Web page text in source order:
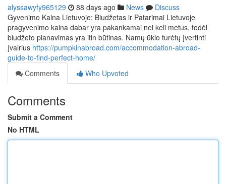
alyssawyfy965129 88 days ago News
Discuss
Gyvenimo Kaina Lietuvoje: Biudžetas ir Patarimai Lietuvoje
pragyvenimo kaina dabar yra pakankamai nei keli metus, todėl
biudžeto planavimas yra itin būtinas. Namų ūkio turėtų įvertinti
įvairius https://pumpkinabroad.com/accommodation-abroad-
guide-to-find-perfect-home/
Comments
Who Upvoted
Comments
Submit a Comment
No HTML